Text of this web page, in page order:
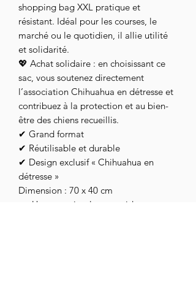
shopping bag XXL pratique et
résistant. Idéal pour les courses, le
marché ou le quotidien, il allie utilité
et solidarité.
💖 Achat solidaire : en choisissant ce
sac, vous soutenez directement
l’association Chihuahua en détresse et
contribuez à la protection et au bien-
être des chiens recueillis.
✔ Grand format
✔ Réutilisable et durable
✔ Design exclusif « Chihuahua en
détresse »
Dimension : 70 x 40 cm
👉 Un geste simple pour aider une